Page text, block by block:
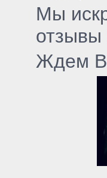
Мы
отзывы
Ждем